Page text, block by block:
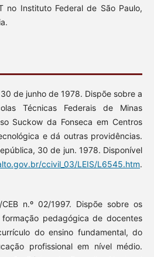
no Instituto Federal de São Paulo,
de junho de 1978. Dispõe sobre a
Técnicas Federais de Minas
Suckow da Fonseca em Centros
e dá outras providências.
30 de jun. 1978. Disponível
ccivil_03/LEIS/L6545.htm.
CEB n.º 02/1997. Dispõe sobre os
pedagógica de docentes
do ensino fundamental, do
profissional em nível médio.